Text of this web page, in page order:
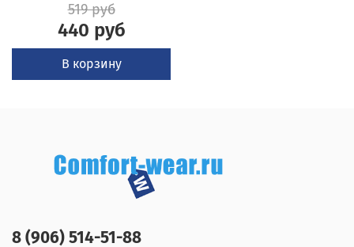
519 руб
440 руб
В корзину
8 (906) 514-51-88